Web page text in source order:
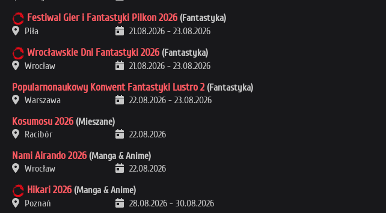
Festiwal Gier i Fantastyki Pilkon 2026 (Fantastyka)
Piła
21.08.2026 - 23.08.2026
Wrocławskie Dni Fantastyki 2026 (Fantastyka)
Wrocław
21.08.2026 - 23.08.2026
Popularnonaukowy Konwent Fantastyki Lustro 2 (Fantastyka)
Warszawa
22.08.2026 - 23.08.2026
Kosumosu 2026 (Mieszane)
Racibór
22.08.2026
Nami Airando 2026 (Manga & Anime)
Wrocław
22.08.2026
Hikari 2026 (Manga & Anime)
Poznań
28.08.2026 - 30.08.2026